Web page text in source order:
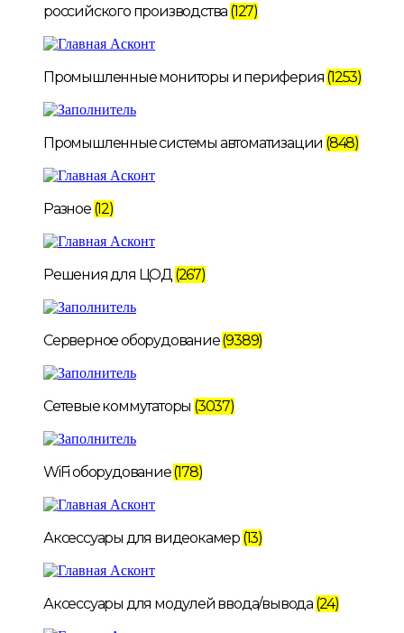
российского производства (127)
Промышленные мониторы и периферия (1253)
Промышленные системы автоматизации (848)
Разное (12)
Решения для ЦОД (267)
Серверное оборудование(9389)
Сетевые коммутаторы (3037)
WiFi оборудование(178)
Аксессуары для видеокамер (13)
Аксессуары для модулей ввода/вывода (24)